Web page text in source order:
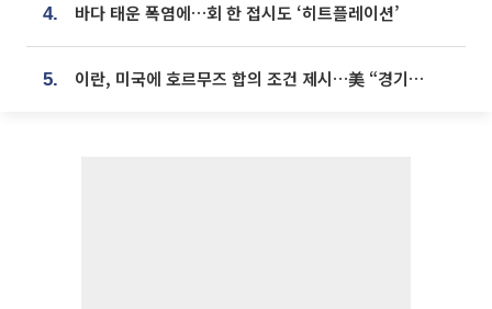
4. 바다 태운 폭염에…회 한 접시도 ‘히트플레이션’
5. 이란, 미국에 호르무즈 합의 조건 제시…美 “경기 아직 안 끝나” [종합]